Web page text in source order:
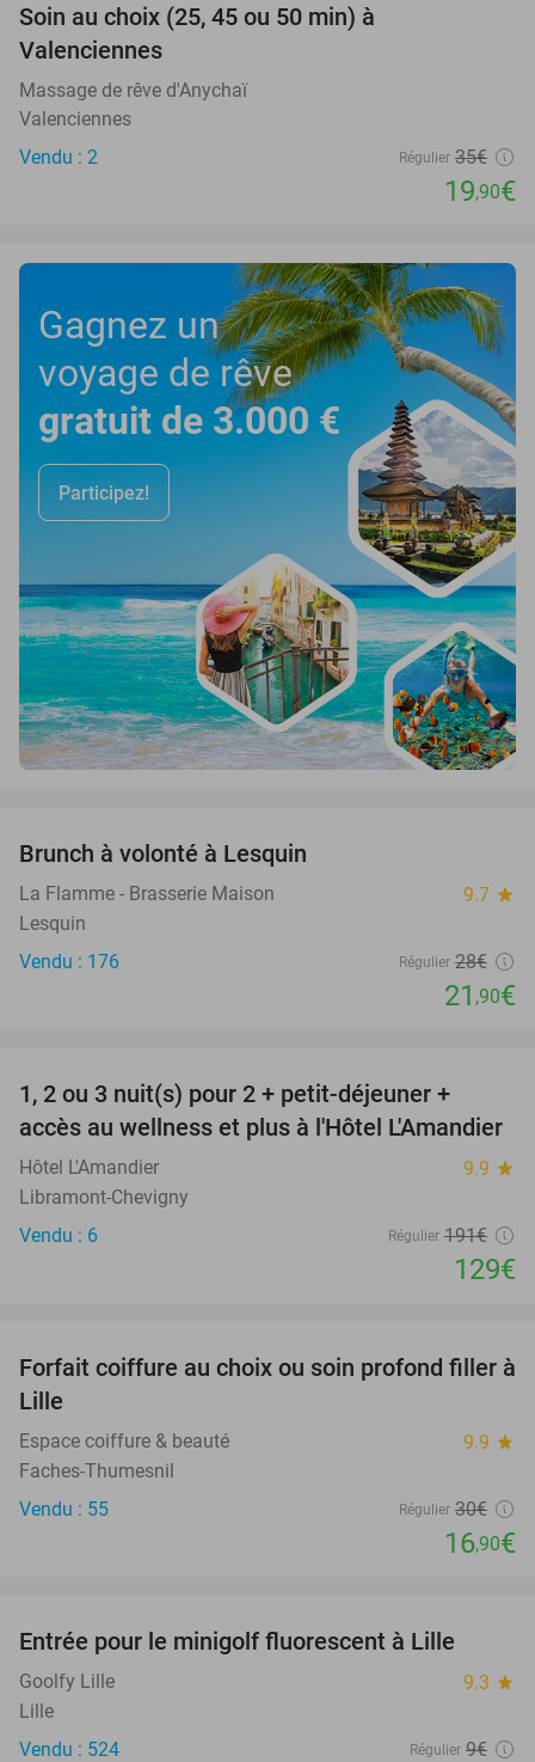
Soin au choix (25, 45 ou 50 min) à
Valenciennes
Massage de rêve d'Anychaï
Valenciennes
Vendu : 2
Régulier 35€
19,90€
Gagnez un
voyage de rêve
gratuit de 3.000 €
Participez!
Brunch à volonté à Lesquin
La Flamme - Brasserie Maison 9.7 star
Lesquin
Vendu : 176
Régulier 28€
21 ,90€
TODAY
1, 2 ou 3 nuit(s) pour 2 + petit-déjeuner +
accès au wellness et plus à l'Hôtel L'Amandier
Hôtel L'Amandier 9.9 star
Libramont-Chevigny
Vendu : 6
Régulier 191€
129€
44%
Forfait coiffure au choix ou soin profond filler à
Lille
Espace coiffure & beauté 9.9 star
Faches-Thumesnil
Vendu : 55
Régulier 30€
16,90€
Entrée pour le minigolf fluorescent à Lille
Goolfy Lille 9.3 star
Lille
Vendu : 524
Régulier 9€